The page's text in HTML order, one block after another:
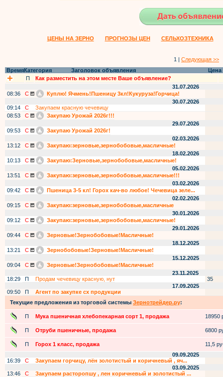
ЦЕНЫ НА ЗЕРНО ПРОГНОЗЫ ЦЕН СЕЛЬХОЗТЕХНИКА
1 | Следующая >>
ВремяКатегория Заголовок объявления
Цена
П
Как разместить на этом месте Ваше объявление?
31.07.2026
08:36
С
Куплю! Ячмень!Пшеницу 3кл!Кукуруза!Горчица!
30.07.2026
09:14
С
Закупаем красную чечевицу
08:53
С
Закупаю Урожай 2026г!!!
29.07.2026
09:53
С
Закупаю Урожай 2026г!
02.03.2026
13:12
С
Закупаю:зерновые,зернобобовые,масличные!
18.02.2026
10:13
С
Закупаю:Зерновые,зернобобовые,масличные!
05.02.2026
13:51
С
Закупаю:зерновые,зернобобовые,масличные!!!
03.02.2026
09:42
С
Пшеница 3-5 кл! Горох кач-во любое! Чечевица зеле...
02.02.2026
09:15
С
Закупаю:зерновые,зернобобовые,масличные
30.01.2026
09:12
С
Закупаю:зерновые,зернобобовые,масличные!
29.01.2026
09:44
С
Зерновые!Зернобобовые!Масличные!
18.12.2025
13:21
С
Зернобобовые!Зерновые!Масличные!
15.12.2025
09:04
С
Зерновые!Зернобобовые!Масличные!
23.11.2025
18:29
П Продам чечевицу красную, нут
35
17.09.2025
09:50
П
Агент по закупке сх продукции
Текущие предложения из торговой системы Зернотрейдер.ру:
П Мука пшеничная хлебопекарная сорт 1, продажа 18950
П Отруби пшеничные, продажа 6800
П Горох 1 класс, продажа
11,5
09.09.2025
16:39
С
Закупаем горчицу, лён золотистый и коричневый , яч...
03.09.2025
13:46
С
Закупаем расторопшу , лен коричневый и золотистый ...